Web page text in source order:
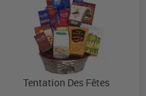
Tentation Des Fêtes